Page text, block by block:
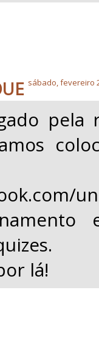
sábado, fevereiro
pela
lá!